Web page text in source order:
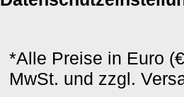
*Alle Preise in Euro
MwSt. und zzgl.